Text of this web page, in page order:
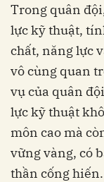
Trong quân
lực kỹ thuật,
chất, năng lực
vô cùng quan
vụ của quân
lực kỹ thuật
môn cao mà
vững vàng, có
thần cống